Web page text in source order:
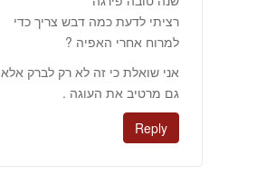
רציתי לדעת כמה דבש צריך כדי
למרוח אחרי האפיה ?
אני שואלת כי זה לא רק לברק אלא
גם מרטיב את העוגה .
Reply